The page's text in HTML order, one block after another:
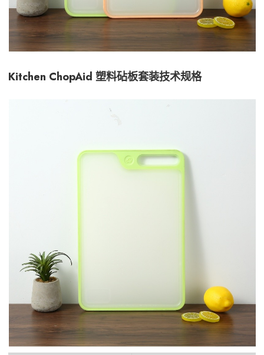
Kitchen ChopAid 塑料砧板套装技术规格